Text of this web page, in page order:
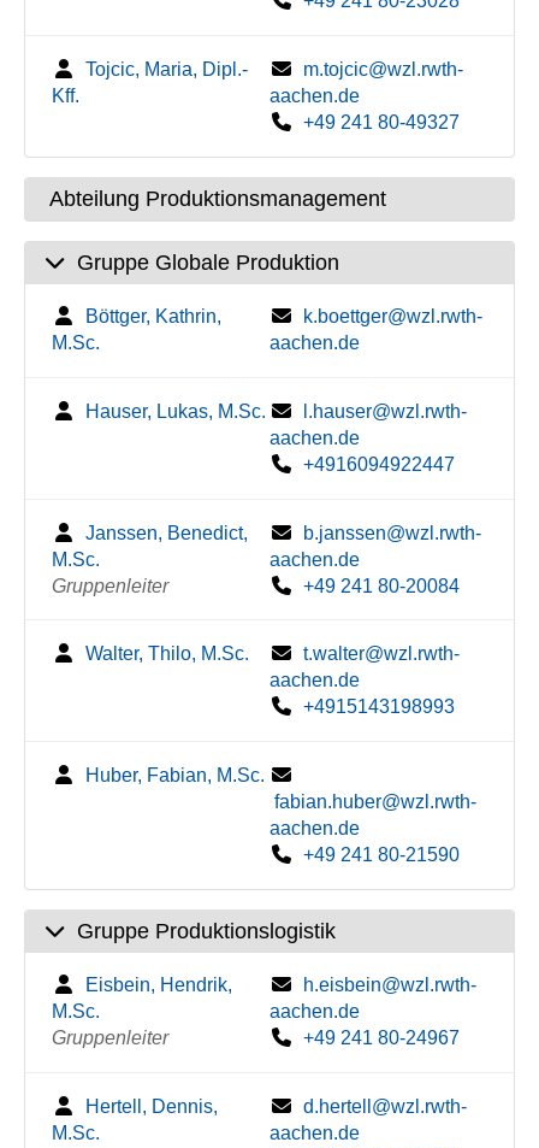
Tojcic, Maria, Dipl.-
Kff.
m.tojcic@wzl.rwth-
aachen.de
+49 241 80-49327
Abteilung Produktionsmanagement
Gruppe Globale Produktion
Böttger, Kathrin,
M.Sc.
k.boettger@wzl.rwth-
aachen.de
Hauser, Lukas, M.Sc.
l.hauser@wzl.rwth-
aachen.de
+4916094922447
Janssen, Benedict,
M.Sc.
Gruppenleiter
b.janssen@wzl.rwth-
aachen.de
+49 241 80-20084
Walter, Thilo, M.Sc.
t.walter@wzl.rwth-
aachen.de
+4915143198993
Huber, Fabian, M.Sc.
fabian.huber@wzl.rwth-
aachen.de
+49 241 80-21590
Gruppe Produktionslogistik
Eisbein, Hendrik,
M.Sc.
Gruppenleiter
h.eisbein@wzl.rwth-
aachen.de
+49 241 80-24967
Hertell, Dennis,
M.Sc.
d.hertell@wzl.rwth-
aachen.de